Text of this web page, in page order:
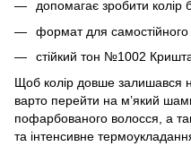
допомагає зробити колір
формат для
стійкий тон №1002
Щоб колір довше залишався
варто перейти на м’який
пофарбованого волосся, а
та інтенсивне